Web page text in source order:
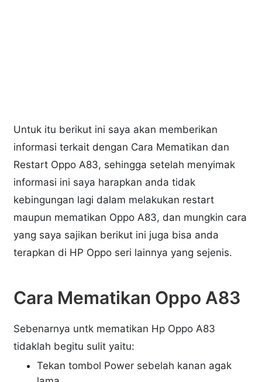
Untuk itu berikut ini saya akan memberikan
informasi terkait dengan Cara Mematikan dan
Restart Oppo A83, sehingga setelah menyimak
informasi ini saya harapkan anda tidak
kebingungan lagi dalam melakukan restart
maupun mematikan Oppo A83, dan mungkin cara
yang saya sajikan berikut ini juga bisa anda
terapkan di HP Oppo seri lainnya yang sejenis.
Cara Mematikan Oppo A83
Sebenarnya untk mematikan Hp Oppo A83
tidaklah begitu sulit yaitu:
Tekan tombol Power sebelah kanan agak